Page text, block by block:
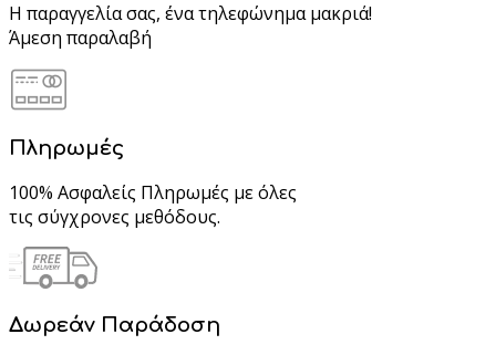
Η παραγγελία σας, ένα τηλεφώνημα μακριά!
Άμεση παραλαβή
Πληρωμές
100% Ασφαλείς Πληρωμές με όλες
τις σύγχρονες μεθόδους.
Δωρεάν Παράδοση